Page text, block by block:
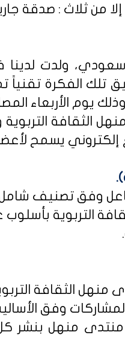
من ثلاث : صدقة
سعودي، ولدت لدينا
تلك الفكرة
المصادف غرة شهر محرم
الثقافة
يسمح
وفق تصنيف
التربوية
منتدى منهل بنشر